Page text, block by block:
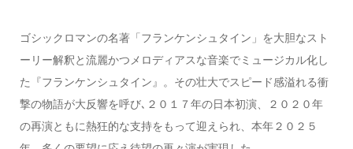
ゴシックロマンの名著「フランケンシュタイン」を大胆なスト
ーリー解釈と流麗かつメロディアスな音楽でミュージカル化し
た『フランケンシュタイン』。その壮大でスピード感溢れる衝
撃の物語が大反響を呼び､２０１７年の日本初演、２０２０年
の再演ともに熱狂的な支持をもって迎えられ、本年２０２５